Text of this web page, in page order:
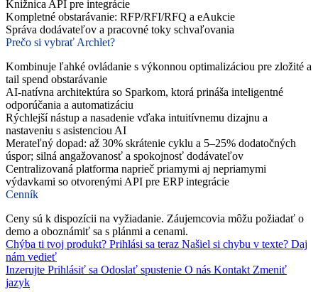
Knižnica API pre integrácie
Kompletné obstarávanie: RFP/RFI/RFQ a eAukcie
Správa dodávateľov a pracovné toky schvaľovania
Prečo si vybrať Archlet?
Kombinuje ľahké ovládanie s výkonnou optimalizáciou pre zložité a
tail spend obstarávanie
AI-natívna architektúra so Sparkom, ktorá prináša inteligentné
odporúčania a automatizáciu
Rýchlejší nástup a nasadenie vďaka intuitívnemu dizajnu a
nastaveniu s asistenciou AI
Merateľný dopad: až 30% skrátenie cyklu a 5–25% dodatočných
úspor; silná angažovanosť a spokojnosť dodávateľov
Centralizovaná platforma naprieč priamymi aj nepriamymi
výdavkami so otvorenými API pre ERP integrácie
Cenník
Ceny sú k dispozícii na vyžiadanie. Záujemcovia môžu požiadať o
demo a oboznámiť sa s plánmi a cenami.
Chýba ti tvoj produkt? Prihlási sa teraz Našiel si chybu v texte? Daj
nám vedieť
Inzerujte Prihlásiť sa Odoslať spustenie O nás Kontakt Zmeniť
jazyk